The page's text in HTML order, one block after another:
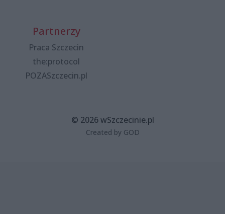
Partnerzy
Praca Szczecin
the:protocol
POZASzczecin.pl
© 2026 wSzczecinie.pl
Created by GOD